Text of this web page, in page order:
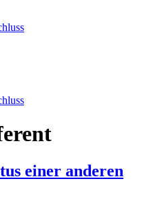
einer anderen